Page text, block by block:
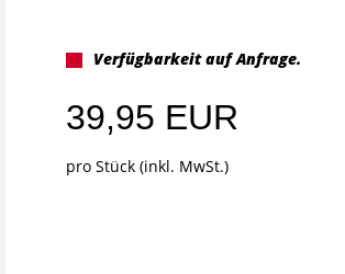
Verfügbarkeit auf Anfrage.
39,95 EUR
pro Stück (inkl. MwSt.)